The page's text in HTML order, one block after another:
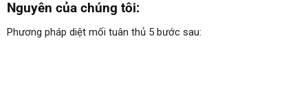
Nguyên của chúng tôi:
Phương pháp diệt mối tuân thủ 5 bước sau: